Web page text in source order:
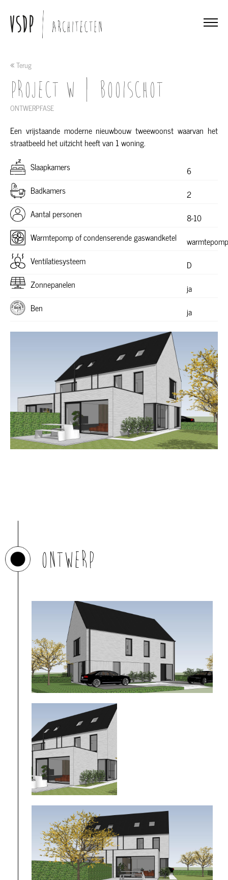
Terug
Project W | Booischot
ONTWERPFASE
Een vrijstaande moderne nieuwbouw tweewoonst waarvan het
straatbeeld het uitzicht heeft van 1 woning.
Slaapkamers
6
Badkamers
2
Aantal personen
8-10
Warmtepomp of condenserende gaswandketel
warmtepomp
Ventilatiesysteem
D
Zonnepanelen
ja
Ben
ja
Ontwerp